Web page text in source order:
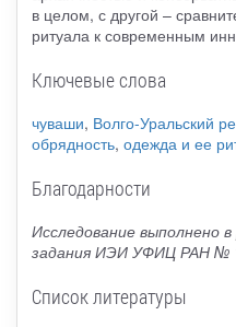
в целом, с другой –
ритуала к современным
Ключевые слова
чуваши, Волго-Уральский
обрядность, одежда и ее
Благодарности
Исследование выполнено
задания ИЭИ УФИЦ РАН №
Список литературы